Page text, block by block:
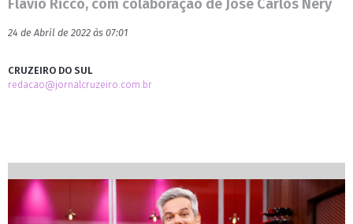
Flávio Ricco, com colaboração de José Carlos Nery
24 de Abril de 2022 às 07:01
CRUZEIRO DO SUL
redacao@jornalcruzeiro.com.br